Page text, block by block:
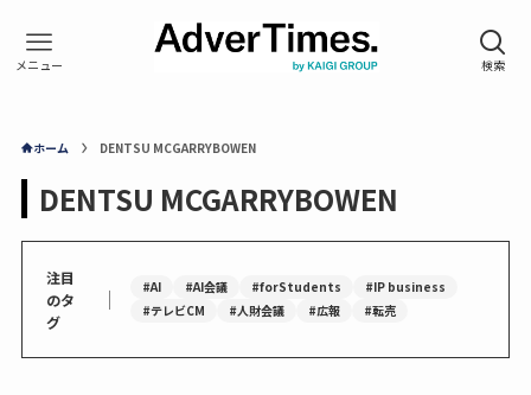
ホーム DENTSU MCGARRYBOWEN
DENTSU MCGARRYBOWEN
注目
のタ
グ
｜ #AI #AI会議 #forStudents
#IP business
#テレビCM
#人財会議 #広報 #転売